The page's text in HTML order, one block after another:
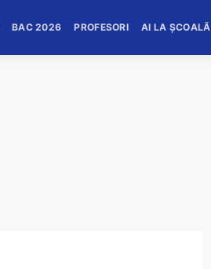
BAC 2026 PROFESORI AI LA ȘCOALĂ